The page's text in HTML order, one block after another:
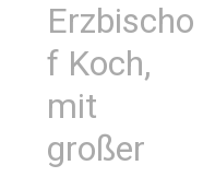
Erzbischo
f Koch,
mit
großer